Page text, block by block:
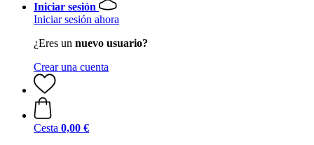
Iniciar sesión
Iniciar sesión ahora
¿Eres un nuevo usuario?
Crear una cuenta
Cesta 0,00 €